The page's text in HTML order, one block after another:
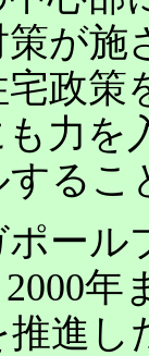
が施
宅政策
力を
するこ
ール
2000
推進